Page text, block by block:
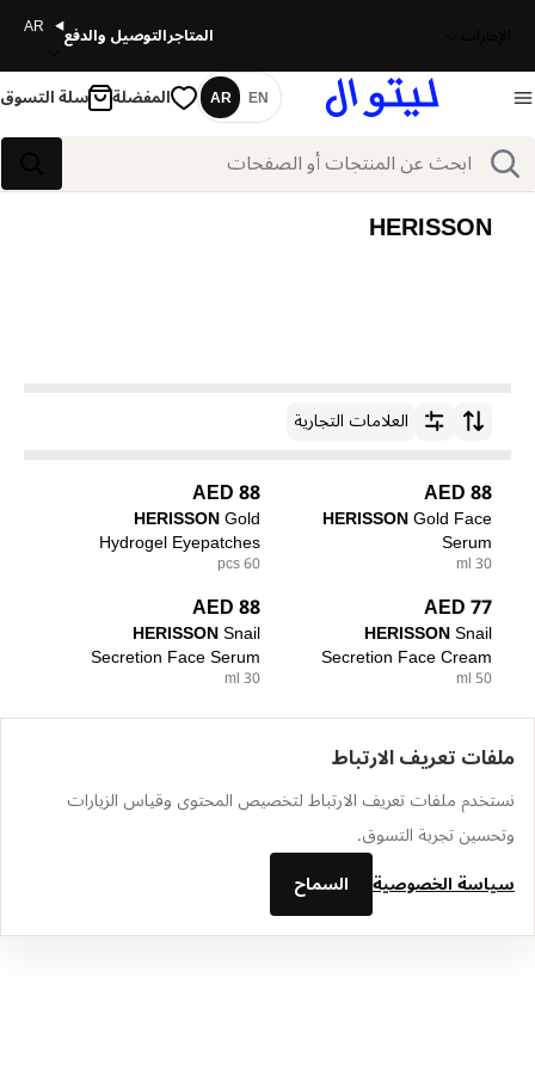
المتاجرالتوصيل والدفع AR
بحث
اللغة
EN
AR المفضلة سلة التسوق
HERISSON
ترتيب حسبالعلامات التجارية
88 AED
HERISSONGold Face
Serum
30 ml
88 AED
HERISSONGold
Hydrogel Eyepatches
60 pcs
77 AED
HERISSONSnail
Secretion Face Cream
50 ml
88 AED
HERISSONSnail
Secretion Face Serum
30 ml
الرئيسية الكتالوج سلة التسوقملفات تعريف الارتباط
نستخدم ملفات تعريف الارتباط لتخصيص المحتوى وقياس الزيارات
وتحسين تجربة التسوق.
سياسة الخصوصية
السماح